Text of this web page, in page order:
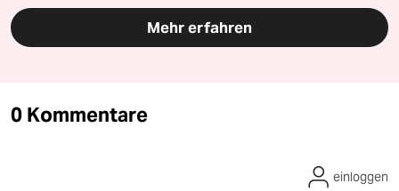
Mehr erfahren
0 Kommentare
einloggen